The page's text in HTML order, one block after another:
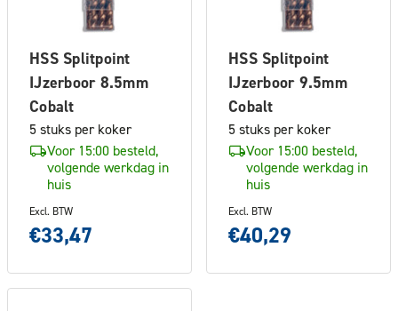
HSS Splitpoint
IJzerboor 8.5mm
Cobalt
5 stuks per koker
Voor 15:00 besteld,
volgende werkdag in
huis
Excl. BTW
€33,47
HSS Splitpoint
IJzerboor 9.5mm
Cobalt
5 stuks per koker
Voor 15:00 besteld,
volgende werkdag in
huis
Excl. BTW
€40,29